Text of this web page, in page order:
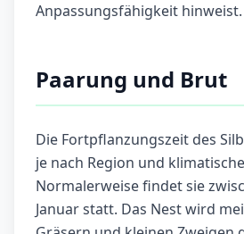
Anpassungsfähigkeit hinweist.
Paarung und Brut
Die Fortpflanzungszeit des
je nach Region und
Normalerweise findet sie
Januar statt. Das Nest wird